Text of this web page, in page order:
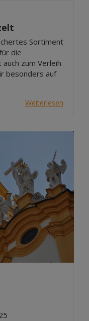
Sortiment
die
zum Verleih
besonders auf
Weiterlesen